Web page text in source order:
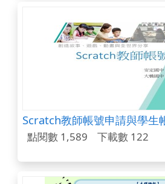
Scratch教師帳號申請與學生
點閱數 1,589 下載數 122